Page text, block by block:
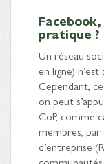
pratique ?
Un réseau
en ligne)
Cependant,
on peut
CoP, comme
membres, par
d’entreprise